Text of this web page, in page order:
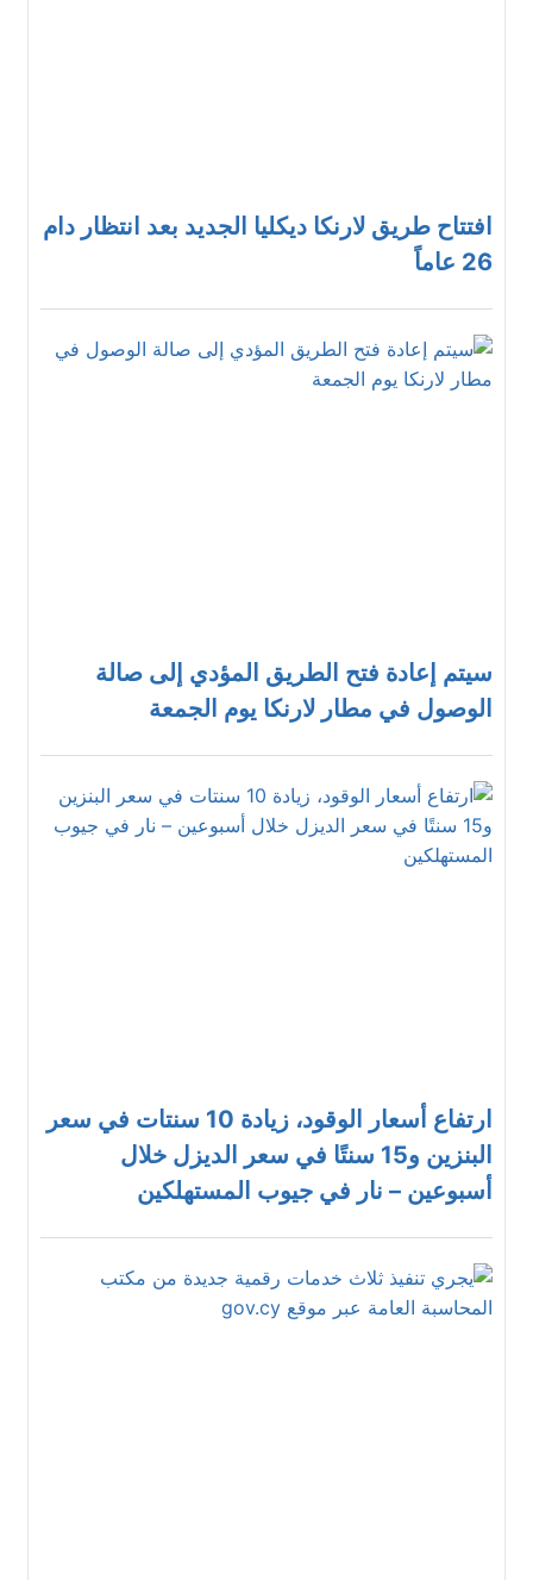
افتتاح طريق لارنكا ديكليا الجديد بعد انتظار دام
26 عاماً
سيتم إعادة فتح الطريق المؤدي إلى صالة
الوصول في مطار لارنكا يوم الجمعة
ارتفاع أسعار الوقود، زيادة 10 سنتات في سعر
البنزين و15 سنتًا في سعر الديزل خلال
أسبوعين – نار في جيوب المستهلكين